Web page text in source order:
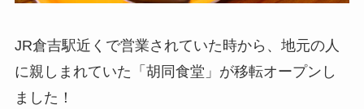
JR倉吉駅近くで営業されていた時から、地元の人
に親しまれていた「胡同食堂」が移転オープンし
ました！